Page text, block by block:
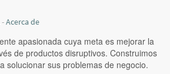
-Acerca de
apasionada cuya meta es mejorar la
de productos disruptivos. Construimos
solucionar sus problemas de negocio.